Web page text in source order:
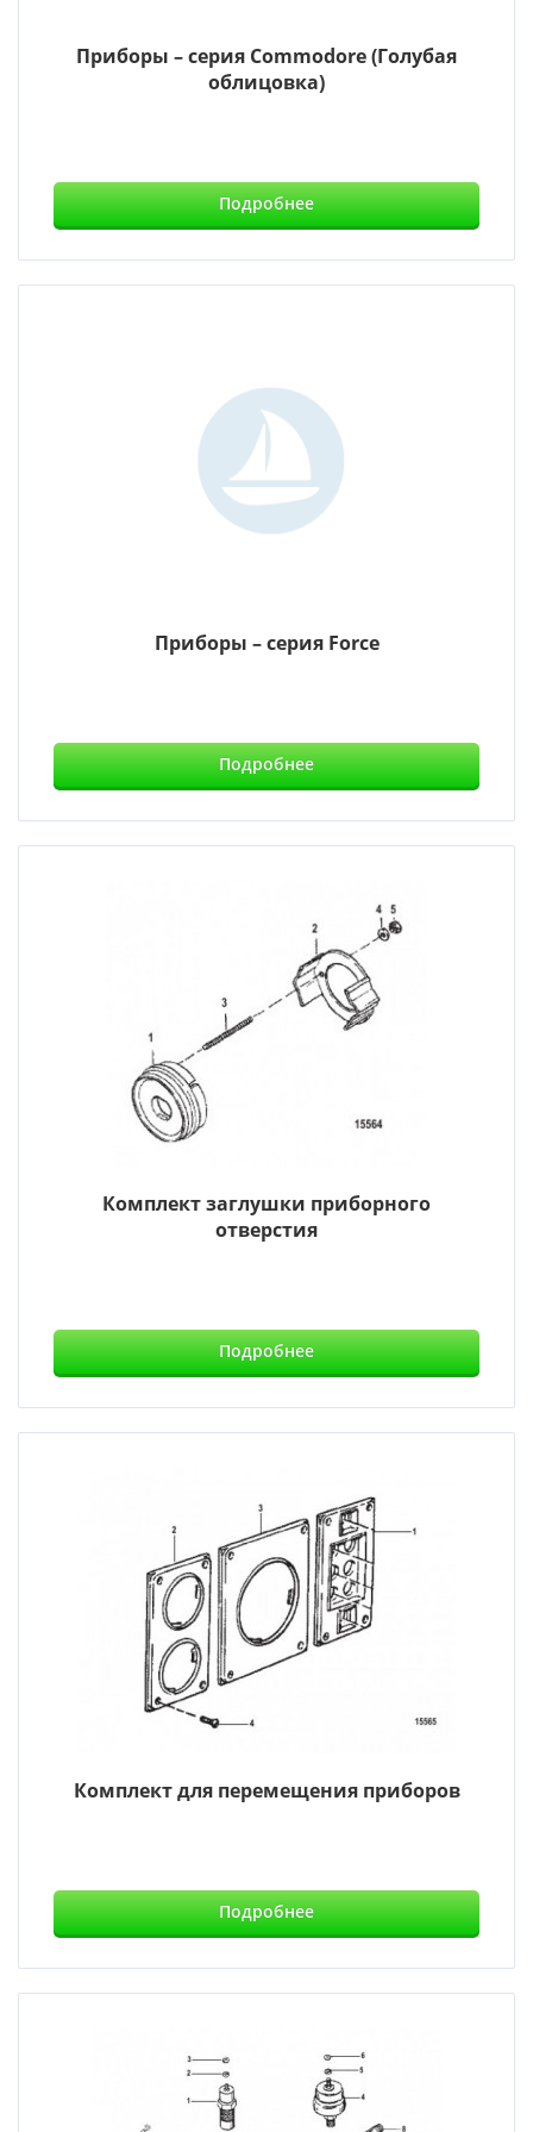
Приборы – серия Commodore (Голубая
облицовка)
Подробнее
Приборы – серия Force
Подробнее
Комплект заглушки приборного
отверстия
Подробнее
Комплект для перемещения приборов
Подробнее